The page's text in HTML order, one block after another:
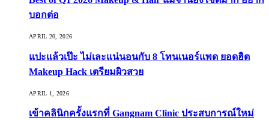
บอกต่อ
APRIL 20, 2026
แปะแล้วเป๊ะ ไม่เละแน่นอนกับ 8 โทนเนอร์แพด ยอดฮิต
Makeup Hack เตรียมผิวสวย
APRIL 1, 2026
เข้าคลินิกครั้งแรกที่ Gangnam Clinic ประสบการณ์ใหม่